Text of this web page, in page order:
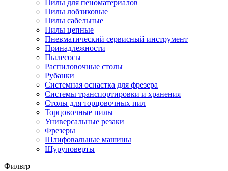
Пилы для пеноматериалов
Пилы лобзиковые
Пилы сабельные
Пилы цепные
Пневматический сервисный инструмент
Принадлежности
Пылесосы
Распиловочные столы
Рубанки
Системная оснастка для фрезера
Системы транспортировки и хранения
Столы для торцовочных пил
Торцовочные пилы
Универсальные резаки
Фрезеры
Шлифовальные машины
Шуруповерты
Фильтр